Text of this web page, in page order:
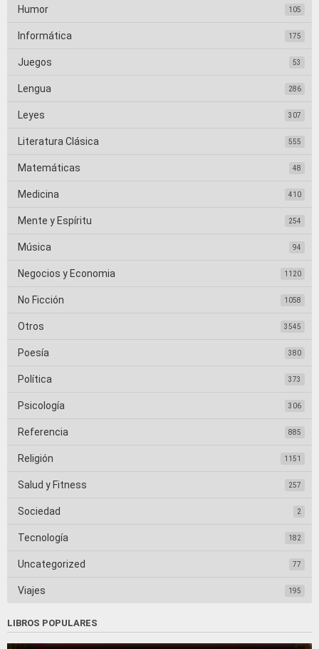
Humor 105
Informática 175
Juegos 53
Lengua 286
Leyes 307
Literatura Clásica 555
Matemáticas 48
Medicina 410
Mente y Espíritu 254
Música 94
Negocios y Economia 1120
No Ficción 1058
Otros 3545
Poesía 380
Política 373
Psicología 306
Referencia 885
Religión 1151
Salud y Fitness 257
Sociedad 2
Tecnología 182
Uncategorized 77
Viajes 195
LIBROS POPULARES